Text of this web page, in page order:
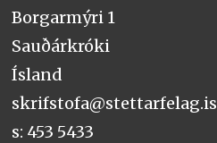
Borgarmýri 1
Sauðárkróki
Ísland
skrifstofa@stettarfelag.is
s: 453 5433